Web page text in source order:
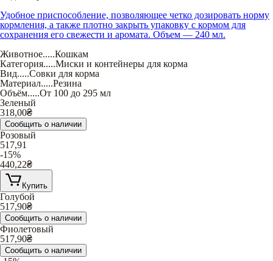
Удобное приспособление, позволяющее четко дозировать норму
кормления, а также плотно закрыть упаковку с кормом для
сохранения его свежести и аромата. Объем — 240 мл.
Животное.....Кошкам
Категория.....Миски и контейнеры для корма
Вид.....Совки для корма
Материал.....Резина
Объём.....От 100 до 295 мл
Зеленый
318,00₴
Сообщить о наличии
Розовый
517,91
-15%
440,22₴
Купить
Голубой
517,90₴
Сообщить о наличии
Фиолетовый
517,90₴
Сообщить о наличии